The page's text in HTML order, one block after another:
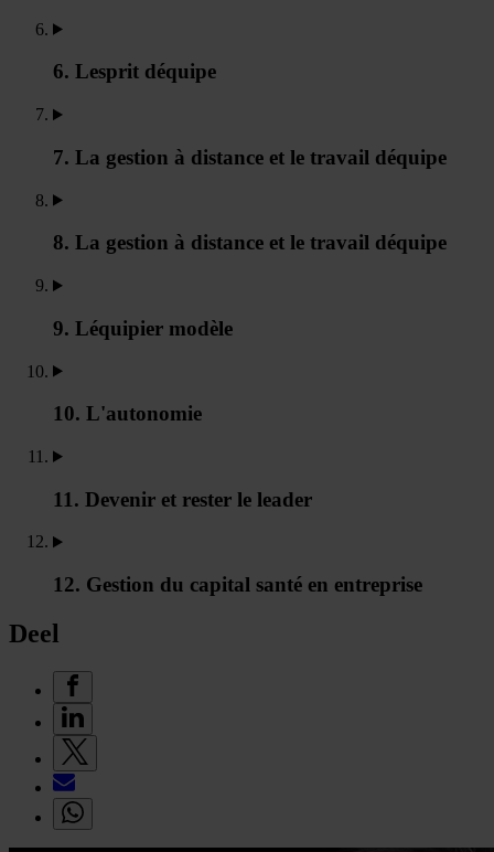
6. Lesprit déquipe
7. La gestion à distance et le travail déquipe
8. La gestion à distance et le travail déquipe
9. Léquipier modèle
10. L'autonomie
11. Devenir et rester le leader
12. Gestion du capital santé en entreprise
Deel